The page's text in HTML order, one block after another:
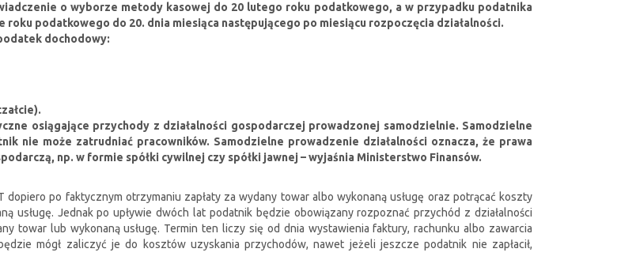
o wyborze metody kasowej do 20 lutego roku podatkowego, a w przypadku podatnika
podatkowego do 20. dnia miesiąca następującego po miesiącu rozpoczęcia działalności.
dochodowy:
osiągające przychody z działalności gospodarczej prowadzonej samodzielnie. Samodzielne
nie może zatrudniać pracowników. Samodzielne prowadzenie działalności oznacza, że prawa
np. w formie spółki cywilnej czy spółki jawnej – wyjaśnia Ministerstwo Finansów.
po faktycznym otrzymaniu zapłaty za wydany towar albo wykonaną usługę oraz potrącać koszty
usługę. Jednak po upływie dwóch lat podatnik będzie obowiązany rozpoznać przychód z działalności
towar lub wykonaną usługę. Termin ten liczy się od dnia wystawienia faktury, rachunku albo zawarcia
mógł zaliczyć je do kosztów uzyskania przychodów, nawet jeżeli jeszcze podatnik nie zapłacił,